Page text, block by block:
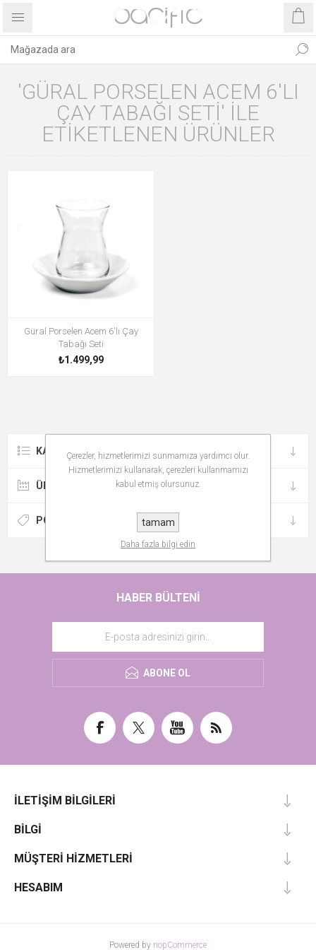
'GÜRAL PORSELEN ACEM 6'LI
ÇAY TABAĞI SETI' ILE
ETIKETLENEN ÜRÜNLER
Güral Porselen Acem 6'lı Çay
Tabağı Seti
₺1.499,99
KATEGORILER
ÜRETICILER
POPÜLER ETIKETLER
HABER BÜLTENI
ABONE OL
İLETIŞIM BILGILERI
BILGI
MÜŞTERI HIZMETLERI
HESABIM
Powered by nopCommerce
Çerezler, hizmetlerimizi sunmamıza yardımcı olur.
Hizmetlerimizi kullanarak, çerezleri kullanmamızı
kabul etmiş olursunuz.
tamam
Daha fazla bilgi edin